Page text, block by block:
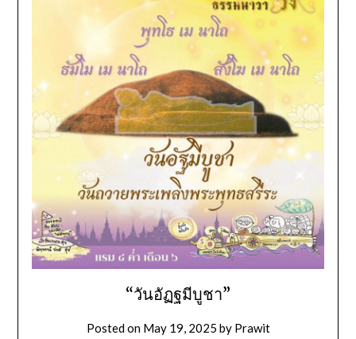
“วันอัฏฐมีบูชา”
Posted on May 19, 2025 by Prawit